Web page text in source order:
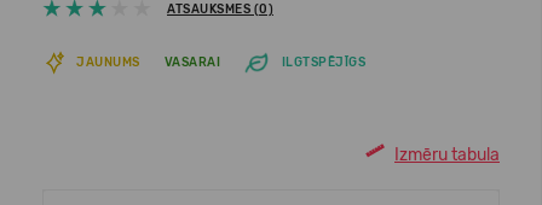
ATSAUKSMES (0)
JAUNUMS VASARAI ILGTSPĒJĪGS
Izmēru tabula